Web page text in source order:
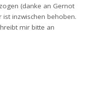
(danke an Gernot
ist inzwischen behoben.
mir bitte an